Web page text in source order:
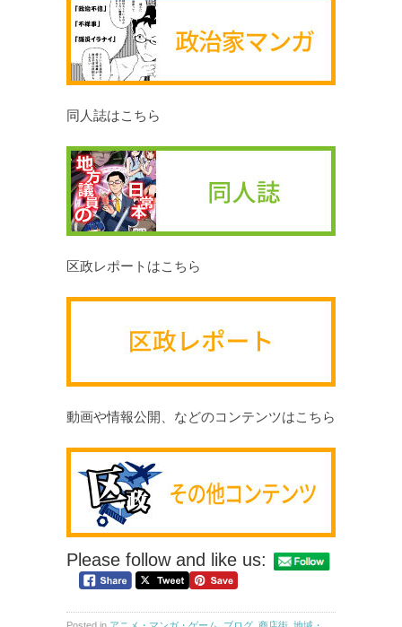
同人誌はこちら
区政レポートはこちら
動画や情報公開、などのコンテンツはこちら
Please follow and like us: